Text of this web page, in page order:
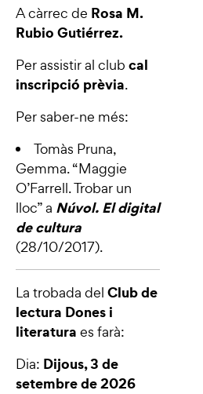
A càrrec de Rosa M.
Rubio Gutiérrez.
Per assistir al club cal
inscripció prèvia.
Per saber-ne més:
Tomàs Pruna,
Gemma. “Maggie
O’Farrell. Trobar un
lloc” a Núvol. El digital
de cultura
(28/10/2017).
La trobada del Club de
lectura Dones i
literatura es farà:
Dia: Dijous, 3 de
setembre de 2026